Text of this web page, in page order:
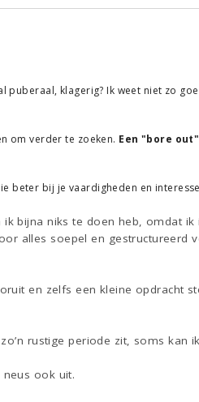
puberaal, klagerig? Ik weet niet zo
om verder te zoeken. Een "bore
beter bij je vaardigheden en
bijna niks te doen heb, omdat
alles soepel en gestructureerd
en zelfs een kleine opdracht
rustige periode zit, soms kan
neus ook uit.